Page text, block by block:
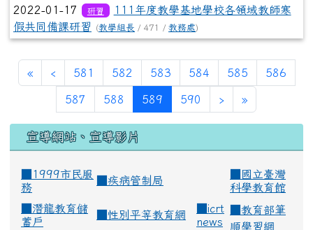
2022-01-17 研習
111年度教學基地學校各領域教師寒
假共同備課研習
(教學組長 / 471 / 教務處)
« ‹ 581 582 583 584 585 586
587 588 589 (current)
590 › »
宣導網站、宣導影片
■1999市民服
務
疾病管制局
國立臺灣
科學教育館
潛龍教育儲
蓄戶
性別平等教育網
icrt
news
教育部筆
順學習網